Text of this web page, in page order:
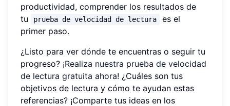
productividad, comprender los resultados de
tu
prueba de velocidad de lectura
es el
primer paso.
¿Listo para ver dónde te encuentras o seguir tu
progreso? ¡Realiza nuestra prueba de velocidad
de lectura gratuita ahora! ¿Cuáles son tus
objetivos de lectura y cómo te ayudan estas
referencias? ¡Comparte tus ideas en los